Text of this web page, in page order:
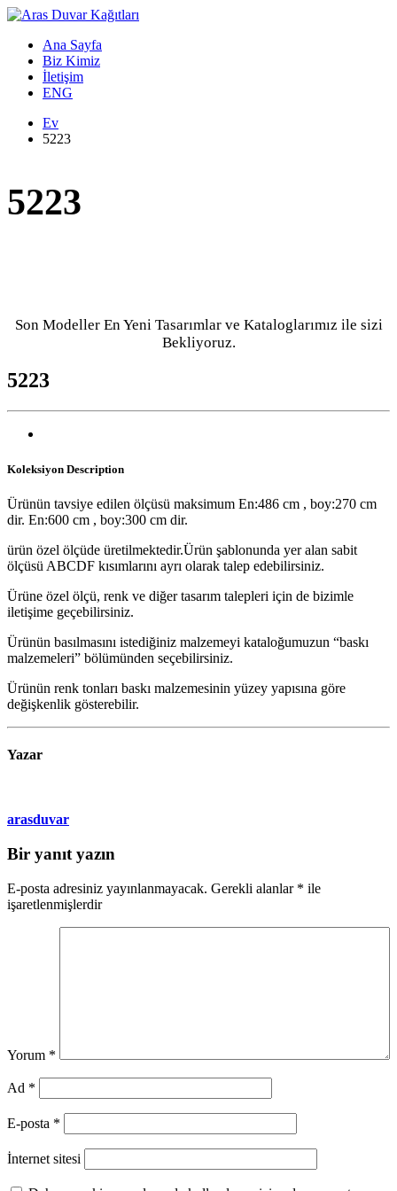
Ana Sayfa
Biz Kimiz
İletişim
ENG
Ev
5223
5223
Son Modeller En Yeni Tasarımlar ve Kataloglarımız ile sizi
Bekliyoruz.
5223
Koleksiyon Description
Ürünün tavsiye edilen ölçüsü maksimum En:486 cm , boy:270 cm
dir. En:600 cm , boy:300 cm dir.
ürün özel ölçüde üretilmektedir.Ürün şablonunda yer alan sabit
ölçüsü ABCDF kısımlarını ayrı olarak talep edebilirsiniz.
Ürüne özel ölçü, renk ve diğer tasarım talepleri için de bizimle
iletişime geçebilirsiniz.
Ürünün basılmasını istediğiniz malzemeyi kataloğumuzun “baskı
malzemeleri” bölümünden seçebilirsiniz.
Ürünün renk tonları baskı malzemesinin yüzey yapısına göre
değişkenlik gösterebilir.
Yazar
arasduvar
Bir yanıt yazın
E-posta adresiniz yayınlanmayacak. Gerekli alanlar * ile
işaretlenmişlerdir
Yorum *
Ad *
E-posta *
İnternet sitesi